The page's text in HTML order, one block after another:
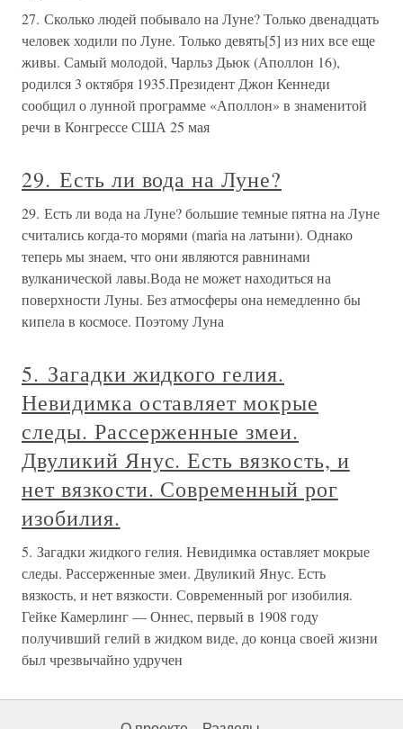
27. Сколько людей побывало на Луне? Только двенадцать
человек ходили по Луне. Только девять[5] из них все еще
живы. Самый молодой, Чарльз Дьюк (Аполлон 16),
родился 3 октября 1935.Президент Джон Кеннеди
сообщил о лунной программе «Аполлон» в знаменитой
речи в Конгрессе США 25 мая
29. Есть ли вода на Луне?
29. Есть ли вода на Луне? большие темные пятна на Луне
считались когда-то морями (maria на латыни). Однако
теперь мы знаем, что они являются равнинами
вулканической лавы.Вода не может находиться на
поверхности Луны. Без атмосферы она немедленно бы
кипела в космосе. Поэтому Луна
5. Загадки жидкого гелия.
Невидимка оставляет мокрые
следы. Рассерженные змеи.
Двуликий Янус. Есть вязкость, и
нет вязкости. Современный рог
изобилия.
5. Загадки жидкого гелия. Невидимка оставляет мокрые
следы. Рассерженные змеи. Двуликий Янус. Есть
вязкость, и нет вязкости. Современный рог изобилия.
Гейке Камерлинг — Оннес, первый в 1908 году
получивший гелий в жидком виде, до конца своей жизни
был чрезвычайно удручен